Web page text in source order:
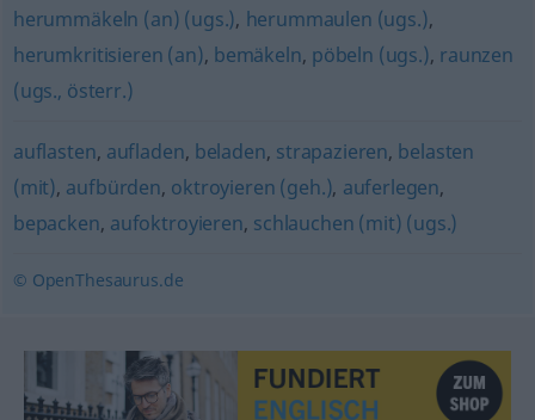
herummäkeln (an) (ugs.), herummaulen (ugs.),
herumkritisieren (an), bemäkeln, pöbeln (ugs.), raunzen
(ugs., österr.)
auflasten, aufladen, beladen, strapazieren, belasten
(mit), aufbürden, oktroyieren (geh.), auferlegen,
bepacken, aufoktroyieren, schlauchen (mit) (ugs.)
© OpenThesaurus.de